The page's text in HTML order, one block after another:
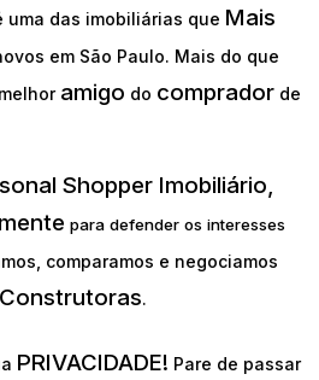
uma das imobiliárias que Mais
em São Paulo. Mais do que
amigo do comprador de
Shopper Imobiliário,
para defender os interesses
comparamos e negociamos
.
PRIVACIDADE! Pare de passar